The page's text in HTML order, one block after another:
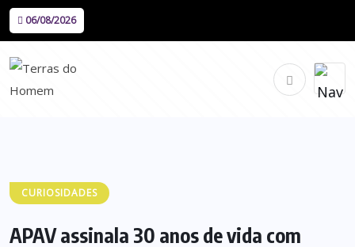
06/08/2026
CURIOSIDADES
APAV assinala 30 anos de vida com